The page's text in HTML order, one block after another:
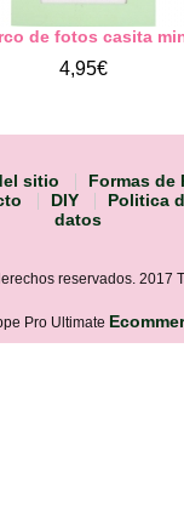
de fotos casita
4,95€
sitio
Formas de
DIY
Politica
datos
reservados. 2017
Pro Ultimate